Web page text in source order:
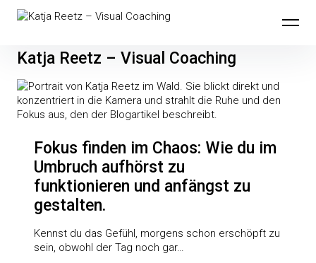
Inhalte
überspringen
Katja Reetz – Visual Coaching
Beiträge
Fokus finden im Chaos: Wie du im
Umbruch aufhörst zu
funktionieren und anfängst zu
gestalten.
Kennst du das Gefühl, morgens schon erschöpft zu
sein, obwohl der Tag noch gar…